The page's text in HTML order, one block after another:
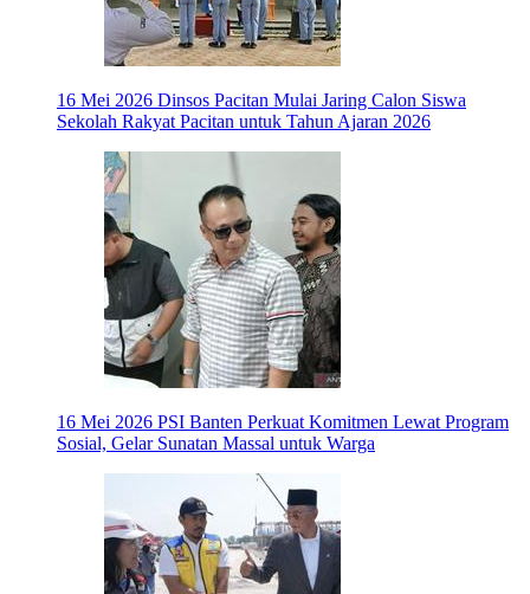
16 Mei 2026 Dinsos Pacitan Mulai Jaring Calon Siswa
Sekolah Rakyat Pacitan untuk Tahun Ajaran 2026
16 Mei 2026 PSI Banten Perkuat Komitmen Lewat Program
Sosial, Gelar Sunatan Massal untuk Warga